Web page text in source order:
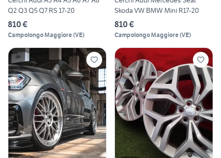
Q2 Q3 Q5 Q7 RS 17-20
810 €
Campolongo Maggiore(VE)
Skoda VW BMW Mini R17-20
810 €
Campolongo Maggiore(VE)